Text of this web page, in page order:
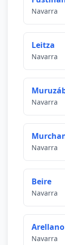
Navarra
Leitza
Navarra
Navarra
Navarra
Beire
Navarra
Arellano
Navarra